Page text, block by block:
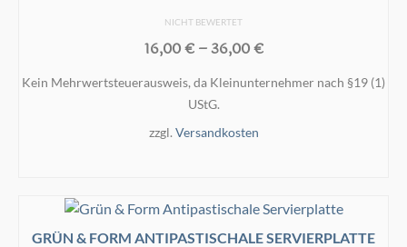
Varianten
auf.
Optionen
können
auf
gewählt
NICHT BEWERTET
16,00€–36,00€
Kein Mehrwertsteuerausweis, da Kleinunternehmer nach §19 (1)
UStG.
zzgl. Versandkosten
Produkt
weist
GRÜN & FORM ANTIPASTISCHALE SERVIERPLATTE